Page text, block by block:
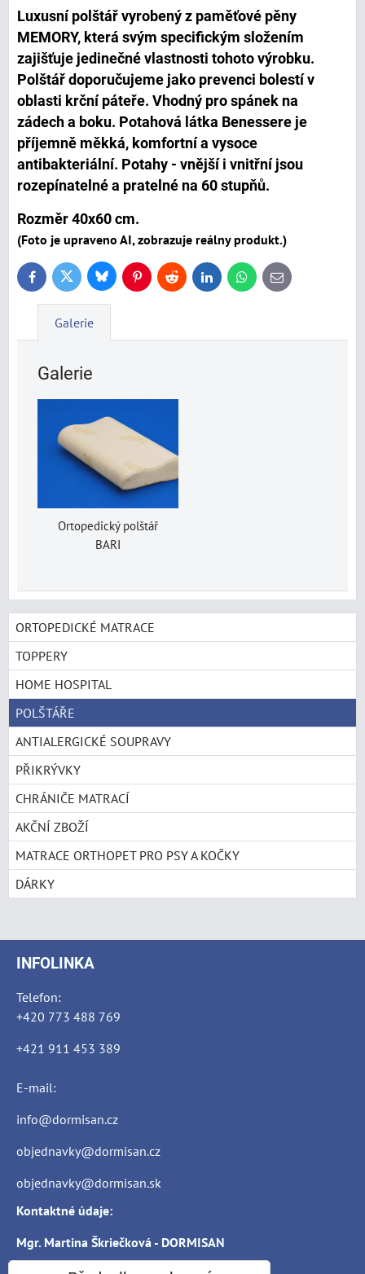
Luxusní polštář vyrobený z paměťové pěny
MEMORY, která svým specifickým složením
zajišťuje jedinečné vlastnosti tohoto výrobku.
Polštář doporučujeme jako prevenci bolestí v
oblasti krční páteře. Vhodný pro spánek na
zádech a boku. Potahová látka Benessere je
příjemně měkká, komfortní a vysoce
antibakteriální. Potahy - vnější i vnitřní jsou
rozepínatelné a pratelné na 60 stupňů.
Rozměr 40x60 cm.
(Foto je upraveno AI, zobrazuje reálny produkt.)
FacebookTwitter BlueskyPinterestReddit LinkedInWhatsApp
E-
mail
Galerie
Galerie
Ortopedický polštář
BARI
ORTOPEDICKÉ MATRACE
TOPPERY
HOME HOSPITAL
POLŠTÁŘE
ANTIALERGICKÉ SOUPRAVY
PŘIKRÝVKY
CHRÁNIČE MATRACÍ
AKČNÍ ZBOŽÍ
MATRACE ORTHOPET PRO PSY A KOČKY
DÁRKY
INFOLINKA
Telefon:
+420 773 488 769
+421 911 453 389
E-mail:
info@dormisan.cz
objednavky@dormisan.cz
objednavky@dormisan.sk
Kontaktné údaje:
Mgr. Martina Škriečková - DORMISAN